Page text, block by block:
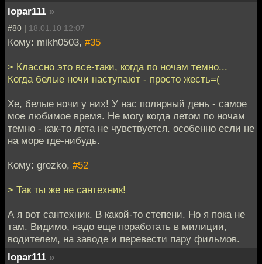
lopar111 »
#80 | 18.01.10 12:07
Кому: mikh0503, #35
> Классно это все-таки, когда по ночам темно...
Когда белые ночи наступают - просто жесть=(
Хе, белые ночи у них! У нас полярный день - самое
мое любимое время. Не могу когда летом по ночам
темно - как-то лета не чувствуется. особенно если не
на море где-нибудь.
Кому: grezko, #52
> Так ты же не сантехник!
А я вот сантехник. В какой-то степени. Но я пока не
там. Видимо, надо еще поработать в милиции,
водителем, на заводе и перевести пару фильмов.
lopar111 »